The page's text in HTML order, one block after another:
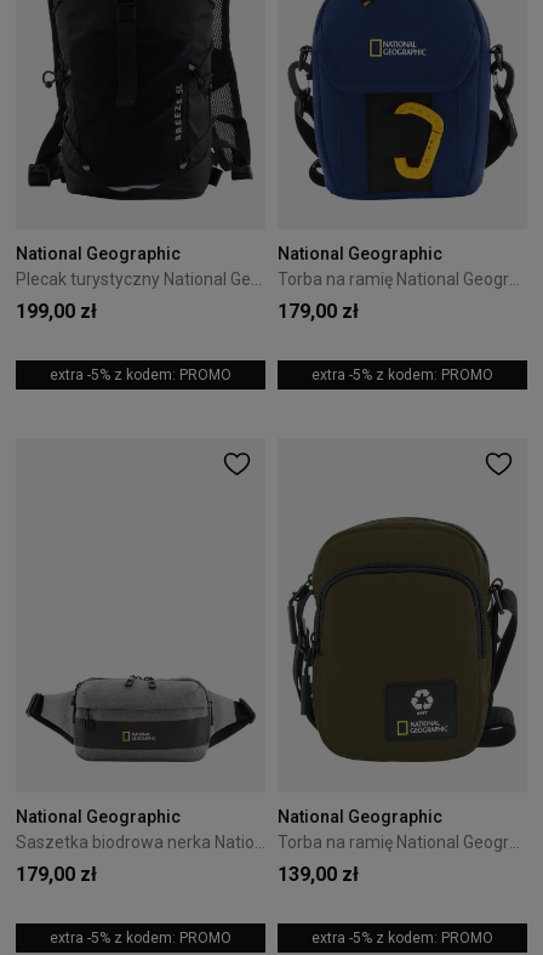
National Geographic
Plecak turystyczny National Geographic Breeze Czarny
199,00 zł
extra -5% z kodem: PROMO
National Geographic
Torba na ramię National Geographic New Explorer III 3,8L Niebieska
179,00 zł
extra -5% z kodem: PROMO
National Geographic
179,00 zł
extra -5% z kodem: PROMO
National Geographic
139,00 zł
extra -5% z kodem: PROMO